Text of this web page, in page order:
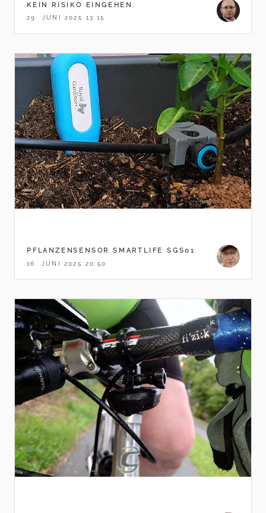
KEIN RISIKO EINGEHEN.
29. JUNI 2025 13:15
PFLANZENSENSOR SMARTLIFE SGS01
16. JUNI 2025 20:50